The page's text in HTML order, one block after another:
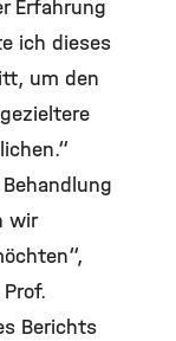
Erfahrung
ich dieses
um den
wir
Berichts